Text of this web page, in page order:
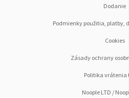
Dodanie
Podmienky použitia, platby,
Cookies
Zásady ochrany
Politika vrátenia
Noople LTD /